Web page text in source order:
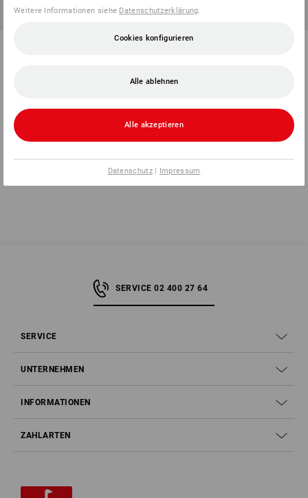
Warnschutz Funktions Weste
STONEKIT Warnschutz-Weste
SERVICE 02 400 27 64
SERVICE
UNTERNEHMEN
INFORMATIONEN
ZAHLARTEN
Weitere Informationen siehe Datenschutzerklärung.
Cookies konfigurieren
Alle ablehnen
Alle akzeptieren
Datenschutz| Impressum